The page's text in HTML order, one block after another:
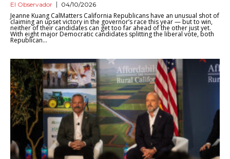
El Observador 04/10/2026
Jeanne Kuang CalMatters California Republicans have an unusual shot of
claiming an upset victory in the governor’s race this year — but to win,
neither of their candidates can get too far ahead of the other just yet.
With eight major Democratic candidates splitting the liberal vote, both
Republican...